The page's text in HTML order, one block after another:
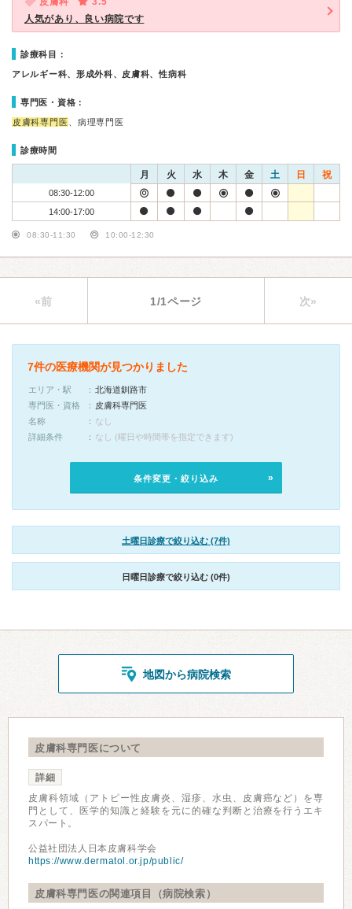
人気があり、良い病院です
診療科目：
アレルギー科、形成外科、皮膚科、性病科
専門医・資格：
皮膚科専門医 、病理専門医
診療時間
月 火 水 木 金 土 日 祝
08:30-12:00
14:00-17:00
08:30-11:30 10:00-12:30
«前 1/1ページ 次»
7件の医療機関が見つかりました
エリア・駅
北海道釧路市
専門医・資格
皮膚科専門医
名称
なし
詳細条件
なし (曜日や時間帯を指定できます)
条件変更・絞り込み
土曜日診療で絞り込む (7件)
日曜日診療で絞り込む (0件)
地図から病院検索
皮膚科専門医について
詳細
皮膚科領域（アトピー性皮膚炎、湿疹、水虫、皮膚癌など）を専
門として、医学的知識と経験を元に的確な判断と治療を行うエキ
スパート。
公益社団法人日本皮膚科学会
https://www.dermatol.or.jp/public/
皮膚科専門医の関連項目（病院検索）